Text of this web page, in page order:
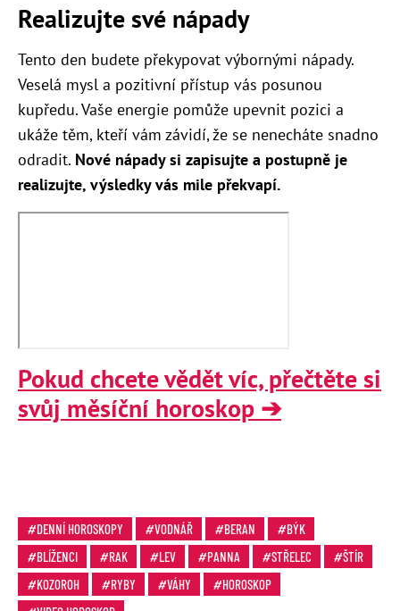
Realizujte své nápady
Tento den budete překypovat výbornými nápady.
Veselá mysl a pozitivní přístup vás posunou
kupředu. Vaše energie pomůže upevnit pozici a
ukáže těm, kteří vám závidí, že se nenecháte snadno
odradit. Nové nápady si zapisujte a postupně je
realizujte, výsledky vás mile překvapí.
Pokud chcete vědět víc, přečtěte si
svůj měsíční horoskop ➔
DENNÍ HOROSKOPY VODNÁŘ BERAN
BÝK
BLÍŽENCI
RAK LEV PANNA STŘELEC
ŠTÍR
KOZOROH
RYBY VÁHY
HOROSKOP